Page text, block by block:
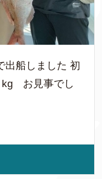
出船しました 初
kg お見事でし